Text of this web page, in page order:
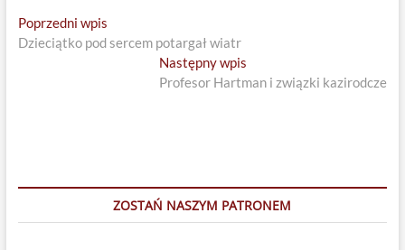
Nawigacja
wpisu
Poprzedni wpisPrevious
post:
Dzieciątko pod sercem potargał wiatr
Następny wpis
post:
Profesor Hartman i związki kazirodcze
ZOSTAŃ NASZYM PATRONEM